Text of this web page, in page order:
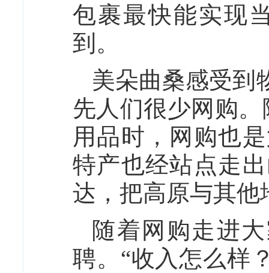
包裹最快能实现
到。
美朵曲桑感受到
先人们很少网购
用品时，网购也
特产也经站点走
达，把高原与其他
随着网购走进
聘。“收入怎么样